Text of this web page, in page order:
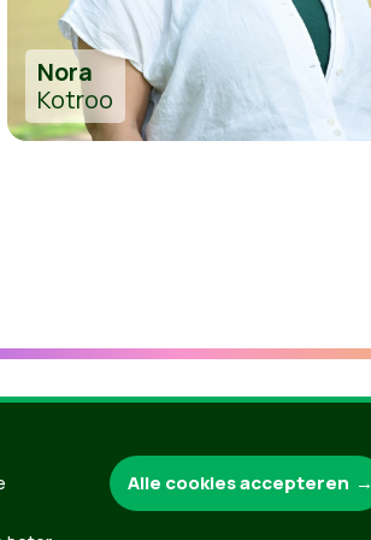
Nora
Kotroo
Groen.be
Alle cookies accepteren